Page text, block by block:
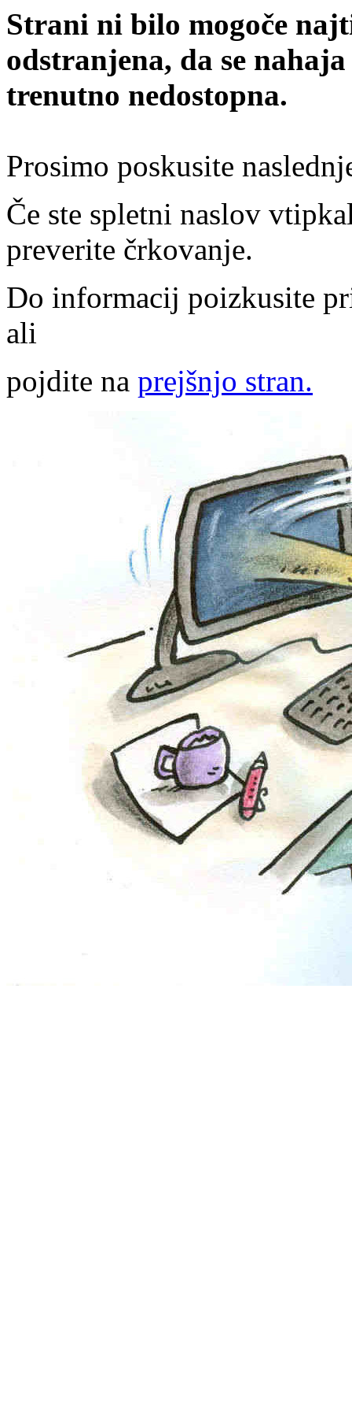
Strani ni bilo mogoče
odstranjena, da se
trenutno nedostopna.
Prosimo poskusite
Če ste spletni naslov
preverite črkovanje.
Do informacij poizkusite
ali
pojdite na prejšnjo stran.